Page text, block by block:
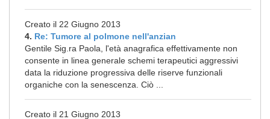
Creato il 22 Giugno 2013
4. Re: Tumore al polmone nell'anzian
Gentile Sig.ra Paola, l'età anagrafica effettivamente non
consente in linea generale schemi terapeutici aggressivi
data la riduzione progressiva delle riserve funzionali
organiche con la senescenza. Ciò ...
Creato il 21 Giugno 2013